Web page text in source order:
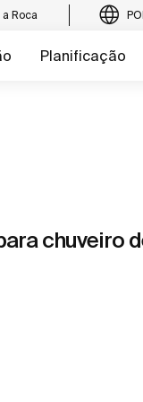
a Roca
Planificação
chuveiro